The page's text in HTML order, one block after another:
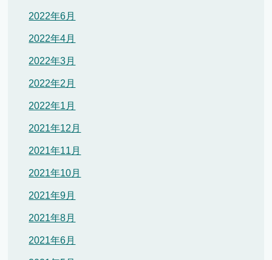
2022年6月
2022年4月
2022年3月
2022年2月
2022年1月
2021年12月
2021年11月
2021年10月
2021年9月
2021年8月
2021年6月